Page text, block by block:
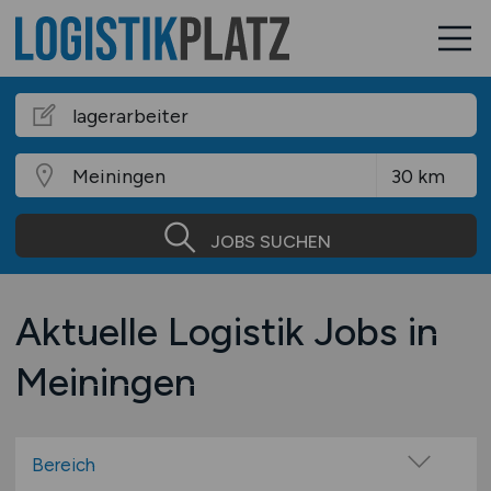
JOBS SUCHEN
Aktuelle Logistik Jobs in
Meiningen
Bereich